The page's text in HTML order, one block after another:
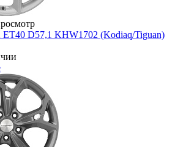
ET40 D57,1 KHW1702 (Kodiaq/Tiguan)